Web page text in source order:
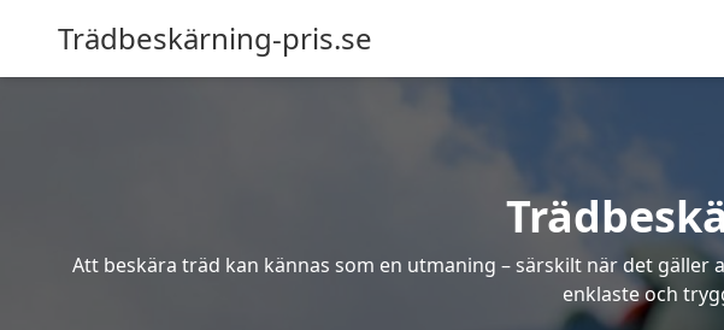
Trädbeskärning-pris.se
Att beskära träd kan kännas som en utmaning – särskilt när det
enklaste och